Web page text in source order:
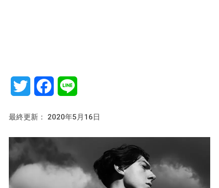
Twitter Facebook
最終更新： 2020年5月16日